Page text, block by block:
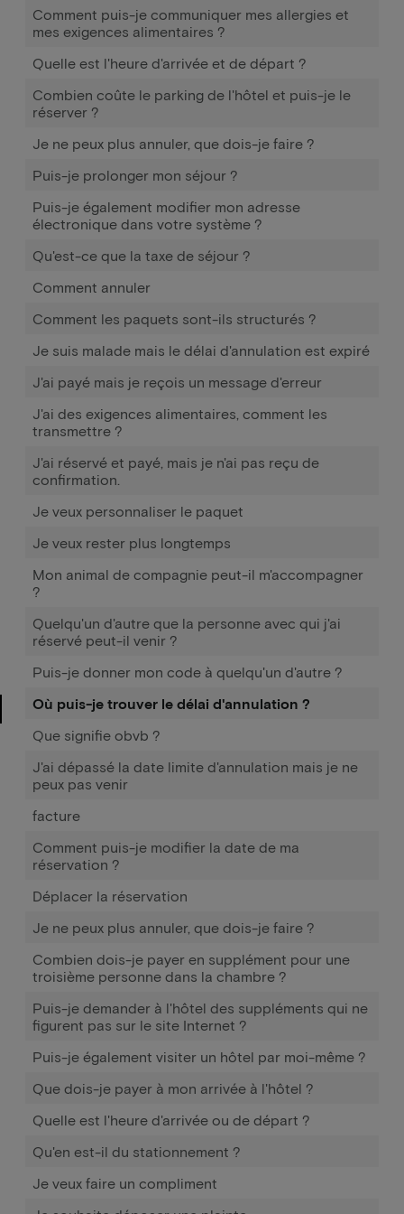
Comment puis-je communiquer mes allergies et
mes exigences alimentaires ?
Quelle est l'heure d'arrivée et de départ ?
Combien coûte le parking de l'hôtel et puis-je le
réserver ?
Je ne peux plus annuler, que dois-je faire ?
Puis-je prolonger mon séjour ?
Puis-je également modifier mon adresse
électronique dans votre système ?
Qu'est-ce que la taxe de séjour ?
Comment annuler
Comment les paquets sont-ils structurés ?
Je suis malade mais le délai d'annulation est expiré
J'ai payé mais je reçois un message d'erreur
J'ai des exigences alimentaires, comment les
transmettre ?
J'ai réservé et payé, mais je n'ai pas reçu de
confirmation.
Je veux personnaliser le paquet
Je veux rester plus longtemps
Mon animal de compagnie peut-il m'accompagner
?
Quelqu'un d'autre que la personne avec qui j'ai
réservé peut-il venir ?
Puis-je donner mon code à quelqu'un d'autre ?
Où puis-je trouver le délai d'annulation ?
Que signifie obvb ?
J'ai dépassé la date limite d'annulation mais je ne
peux pas venir
facture
Comment puis-je modifier la date de ma
réservation ?
Déplacer la réservation
Je ne peux plus annuler, que dois-je faire ?
Combien dois-je payer en supplément pour une
troisième personne dans la chambre ?
Puis-je demander à l'hôtel des suppléments qui ne
figurent pas sur le site Internet ?
Puis-je également visiter un hôtel par moi-même ?
Que dois-je payer à mon arrivée à l'hôtel ?
Quelle est l'heure d'arrivée ou de départ ?
Qu'en est-il du stationnement ?
Je veux faire un compliment